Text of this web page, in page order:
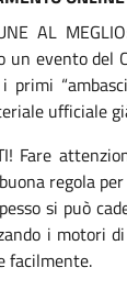
AL
un evento del
ufficiale
Fare
regola
si può
i motori
facilmente.